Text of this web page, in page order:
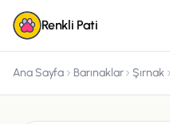
Renkli Pati
Ana Sayfa Barınaklar Şırnak